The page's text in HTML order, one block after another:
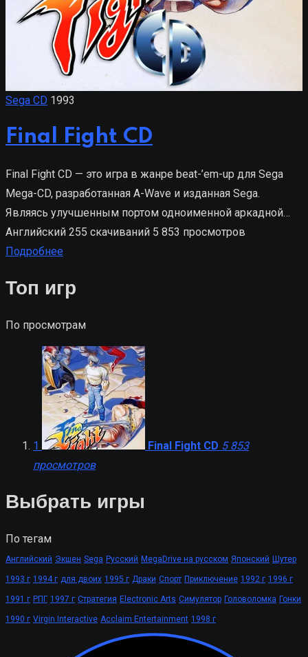
Sega CD 1993
Final Fight CD
Final Fight CD — это игра в жанре beat-’em-up для Sega
Mega-CD, разработанная A-Wave и изданная Sega.
Являясь улучшенным портом одноименной аркадной…
Английский 255 скачиваний 5 853 просмотров
Подробнее
Топ игр
По просмотрам
1 Final Fight CD 5 853
просмотров
Выбрать игры
По тегам
Английский Экшен Sega Русский MegaDrive на русском Японский Шутер
1993 г 1994 г для двоих 1995 г Драки Спорт Приключение 1992 г 1996 г
1991 г РПГ 1997 г Стратегия Electronic Arts Симулятор Головоломка Гонки
1990 г Virgin Interactive Acclaim Entertainment 1998 г